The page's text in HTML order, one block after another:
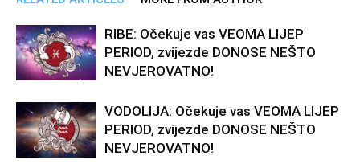
RIBE: Očekuje vas VEOMA LIJEP
PERIOD, zvijezde DONOSE NEŠTO
NEVJEROVATNO!
VODOLIJA: Očekuje vas VEOMA LIJEP
PERIOD, zvijezde DONOSE NEŠTO
NEVJEROVATNO!